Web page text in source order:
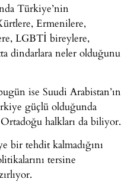
Türkiye’nin
Ermenilere,
LGBTİ bireylere,
dindarlara neler olduğunu
ise Suudi Arabistan’ın
güçlü olduğunda
halkları da biliyor.
bir tehdit kalmadığını
tersine